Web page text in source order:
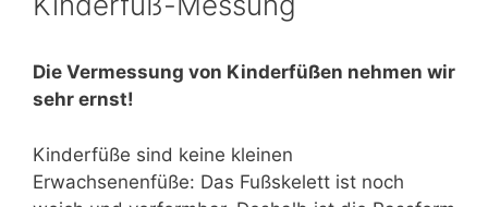
Die Vermessung von Kinderfüßen nehmen wir
sehr ernst!
Kinderfüße sind keine kleinen
Erwachsenenfüße: Das Fußskelett ist noch